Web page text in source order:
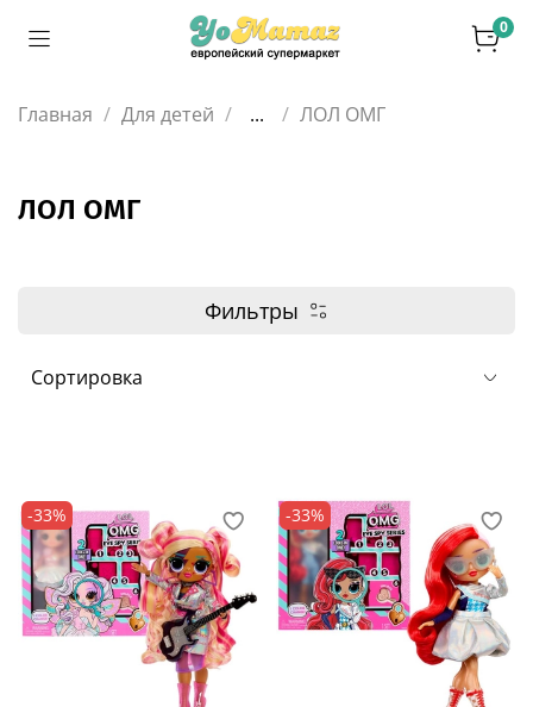
0
Главная Для детей ... ЛОЛ ОМГ
ЛОЛ ОМГ
Фильтры
-33% -33%